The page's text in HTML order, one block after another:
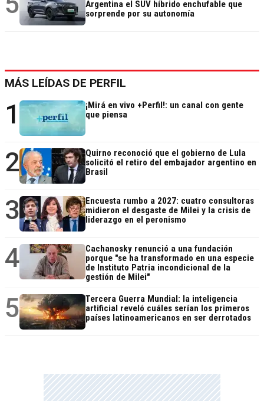
Argentina el SUV híbrido enchufable que
sorprende por su autonomía
MÁS LEÍDAS DE PERFIL
1
¡Mirá en vivo +Perfil!: un canal con gente
que piensa
2
Quirno reconoció que el gobierno de Lula
solicitó el retiro del embajador argentino en
Brasil
3
Encuesta rumbo a 2027: cuatro consultoras
midieron el desgaste de Milei y la crisis de
liderazgo en el peronismo
4
Cachanosky renunció a una fundación
porque "se ha transformado en una especie
de Instituto Patria incondicional de la
gestión de Milei"
5
Tercera Guerra Mundial: la inteligencia
artificial reveló cuáles serían los primeros
países latinoamericanos en ser derrotados